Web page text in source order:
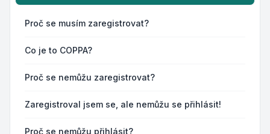
Proč se musím zaregistrovat?
Co je to COPPA?
Proč se nemůžu zaregistrovat?
Zaregistroval jsem se, ale nemůžu se přihlásit!
Proč se nemůžu přihlásit?